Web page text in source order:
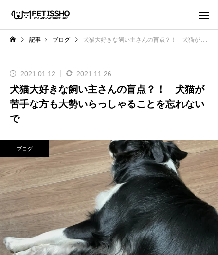
記事 ブログ 犬猫大好きな飼い主さんの盲点？！ 犬猫が苦手な方も大勢いらっしゃることを忘れないで
2021.01.12 2021.11.26
犬猫大好きな飼い主さんの盲点？！ 犬猫が
苦手な方も大勢いらっしゃることを忘れない
で
ブログ